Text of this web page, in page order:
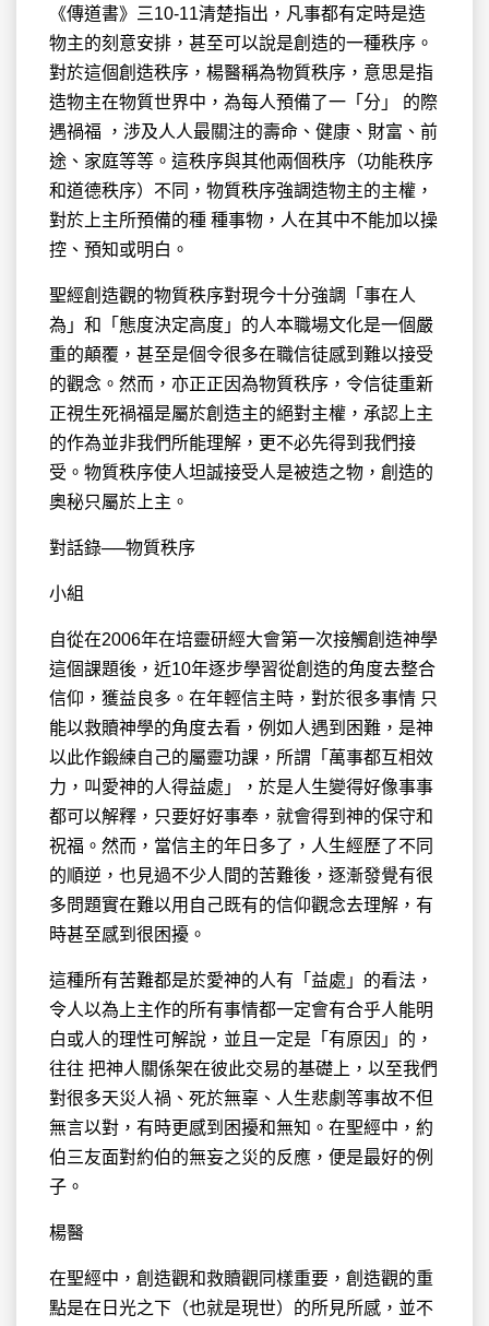
《傳道書》三10-11清楚指出，凡事都有定時是造
物主的刻意安排，甚至可以說是創造的一種秩序。
對於這個創造秩序，楊醫稱為物質秩序，意思是指
造物主在物質世界中，為每人預備了一「分」 的際
遇禍福 ，涉及人人最關注的壽命、健康、財富、前
途、家庭等等。這秩序與其他兩個秩序（功能秩序
和道德秩序）不同，物質秩序強調造物主的主權，
對於上主所預備的種 種事物，人在其中不能加以操
控、預知或明白。
聖經創造觀的物質秩序對現今十分強調「事在人
為」和「態度決定高度」的人本職場文化是一個嚴
重的顛覆，甚至是個令很多在職信徒感到難以接受
的觀念。然而，亦正正因為物質秩序，令信徒重新
正視生死禍福是屬於創造主的絕對主權，承認上主
的作為並非我們所能理解，更不必先得到我們接
受。物質秩序使人坦誠接受人是被造之物，創造的
奧秘只屬於上主。
對話錄──物質秩序
小組
自從在2006年在培靈研經大會第一次接觸創造神學
這個課題後，近10年逐步學習從創造的角度去整合
信仰，獲益良多。在年輕信主時，對於很多事情 只
能以救贖神學的角度去看，例如人遇到困難，是神
以此作鍛練自己的屬靈功課，所謂「萬事都互相效
力，叫愛神的人得益處」，於是人生變得好像事事
都可以解釋，只要好好事奉，就會得到神的保守和
祝福。然而，當信主的年日多了，人生經歷了不同
的順逆，也見過不少人間的苦難後，逐漸發覺有很
多問題實在難以用自己既有的信仰觀念去理解，有
時甚至感到很困擾。
這種所有苦難都是於愛神的人有「益處」的看法，
令人以為上主作的所有事情都一定會有合乎人能明
白或人的理性可解說，並且一定是「有原因」的，
往往 把神人關係架在彼此交易的基礎上，以至我們
對很多天災人禍、死於無辜、人生悲劇等事故不但
無言以對，有時更感到困擾和無知。在聖經中，約
伯三友面對約伯的無妄之災的反應，便是最好的例
子。
楊醫
在聖經中，創造觀和救贖觀同樣重要，創造觀的重
點是在日光之下（也就是現世）的所見所感，並不